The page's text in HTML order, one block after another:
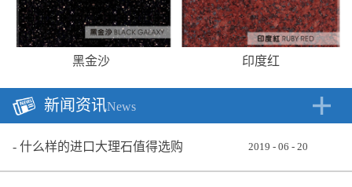
黑金沙 印度红
新闻资讯News
什么样的进口大理石值得选购 2019 - 06 - 20